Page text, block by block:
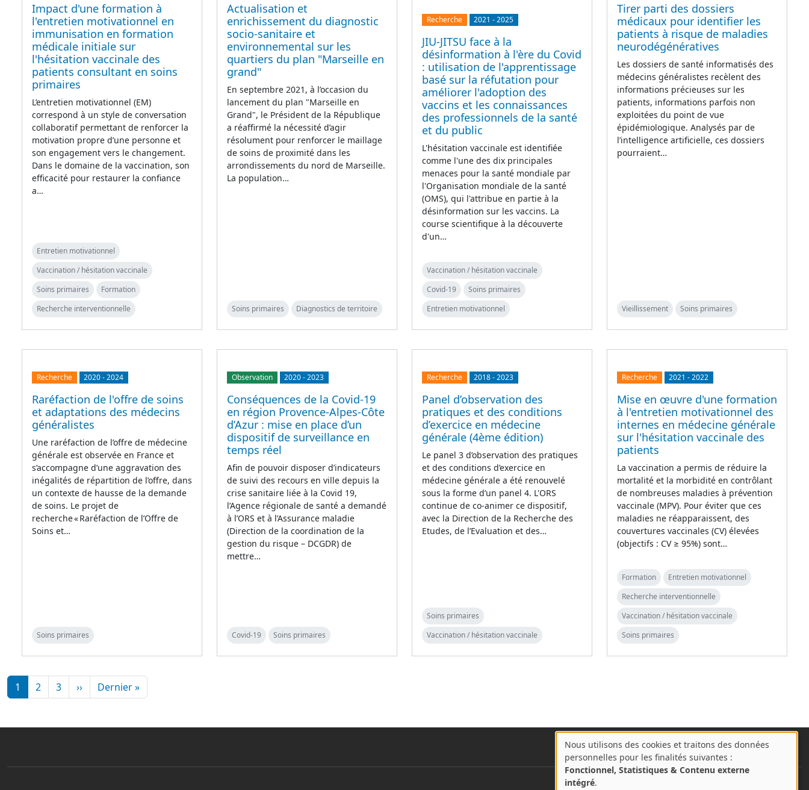
Impact d'une formation à
l'entretien motivationnel en
immunisation en formation
médicale initiale sur
l'hésitation vaccinale des
patients consultant en soins
primaires
L’entretien motivationnel (EM)
correspond à un style de conversation
collaboratif permettant de renforcer la
motivation propre d’une personne et
son engagement vers le changement.
Dans le domaine de la vaccination, son
efficacité pour restaurer la confiance
a…
Entretien motivationnel
Vaccination / hésitation vaccinale
Soins primaires
Formation
Recherche interventionnelle
Actualisation et
enrichissement du diagnostic
socio-sanitaire et
environnemental sur les
quartiers du plan "Marseille en
grand"
En septembre 2021, à l’occasion du
lancement du plan "Marseille en
Grand", le Président de la République
a réaffirmé la nécessité d’agir
résolument pour renforcer le maillage
de soins de proximité dans les
arrondissements du nord de Marseille.
La population…
Soins primaires Diagnostics de territoire
Recherche 2021 -2025
JIU-JITSU face à la
désinformation à l'ère du Covid
: utilisation de l'apprentissage
basé sur la réfutation pour
améliorer l'adoption des
vaccins et les connaissances
des professionnels de la santé
et du public
L'hésitation vaccinale est identifiée
comme l'une des dix principales
menaces pour la santé mondiale par
l'Organisation mondiale de la santé
(OMS), qui l'attribue en partie à la
désinformation sur les vaccins. La
course scientifique à la découverte
d'un…
Vaccination / hésitation vaccinale
Covid-19
Soins primaires
Entretien motivationnel
Tirer parti des dossiers
médicaux pour identifier les
patients à risque de maladies
neurodégénératives
Les dossiers de santé informatisés des
médecins généralistes recèlent des
informations précieuses sur les
patients, informations parfois non
exploitées du point de vue
épidémiologique. Analysés par de
l’intelligence artificielle, ces dossiers
pourraient…
Vieillissement Soins primaires
Recherche 2020-2024
Raréfaction de l'offre de soins
et adaptations des médecins
généralistes
Une raréfaction de l’offre de médecine
générale est observée en France et
s’accompagne d’une aggravation des
inégalités de répartition de l’offre, dans
un contexte de hausse de la demande
de soins. Le projet de
recherche « Raréfaction de l’Offre de
Soins et…
Soins primaires
Observation 2020-2023
Conséquences de la Covid-19
en région Provence-Alpes-Côte
d’Azur : mise en place d’un
dispositif de surveillance en
temps réel
Afin de pouvoir disposer d’indicateurs
de suivi des recours en ville depuis la
crise sanitaire liée à la Covid 19,
l’Agence régionale de santé a demandé
à l’ORS et à l’Assurance maladie
(Direction de la coordination de la
gestion du risque – DCGDR) de
mettre…
Covid-19 Soins primaires
Recherche 2018-2023
Panel d’observation des
pratiques et des conditions
d’exercice en médecine
générale (4ème édition)
Le panel 3 d’observation des pratiques
et des conditions d’exercice en
médecine générale a été renouvelé
sous la forme d’un panel 4. L'ORS
continue de co-animer ce dispositif,
avec la Direction de la Recherche des
Etudes, de l’Evaluation et des…
Soins primaires
Vaccination / hésitation vaccinale
Recherche 2021 -2022
Mise en œuvre d'une formation
à l'entretien motivationnel des
internes en médecine générale
sur l'hésitation vaccinale des
patients
La vaccination a permis de réduire la
mortalité et la morbidité en contrôlant
de nombreuses maladies à prévention
vaccinale (MPV). Pour éviter que ces
maladies ne réapparaissent, des
couvertures vaccinales (CV) élevées
(objectifs : CV ≥ 95%) sont…
Formation
Entretien motivationnel
Recherche interventionnelle
Vaccination / hésitation vaccinale
Soins primaires
Pagination
1 2 3 ››Page suivante
Dernier »Dernière page
A
propos
des
Nous utilisons des cookies et traitons des données
personnelles pour les finalités suivantes :
Fonctionnel, Statistiques & Contenu externe
intégré.